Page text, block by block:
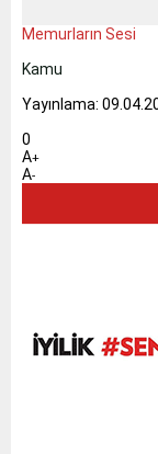
Memurların Sesi
Kamu
Yayınlama:
0
A+
A-